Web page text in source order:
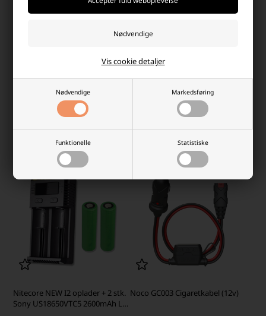
Nødvendige Markedsføring
Funktionelle Statistiske
Vis cookie detaljer
Noco GBC015 beskyttelses etui
Vi sender din pakke
+
Noco Genius 1 6/12V 1A
Vi sender din pakkei dag
+
Nitecore NEW I2 oplader + 2 stk.
Sony US18650VTC5 2600mAh Li
Noco GC003 Cigaretkabel (12v)